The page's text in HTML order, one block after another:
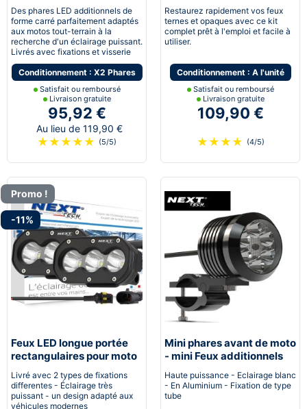
gamme noir
Des phares LED additionnels de
forme carré parfaitement adaptés
aux motos tout-terrain à la
recherche d'un éclairage puissant.
Livrés avec fixations et visserie
Conditionnement : X2 Phares
Satisfait ou remboursé
Livraison gratuite
95,92 €
Au lieu de 119,90 €
★ ★ ★ ★ ★ (5/5)
pneumatique
Restaurez rapidement vos feux
ternes et opaques avec ce kit
complet prêt à l'emploi et facile à
utiliser.
Conditionnement : A l'unité
Satisfait ou remboursé
Livraison gratuite
109,90 €
★ ★ ★ ★ (4/5)
Promo !
-11%
Feux LED longue portée
rectangulaires pour moto
avec supports
Livré avec 2 types de fixations
differentes - Éclairage très
puissant - un design adapté aux
véhicules modernes
Mini phares avant de moto
- mini Feux additionnels
Antibrouillard
Haute puissance - Eclairage blanc
- En Aluminium - Fixation de type
tube